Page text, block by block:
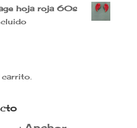
hoja roja 60s